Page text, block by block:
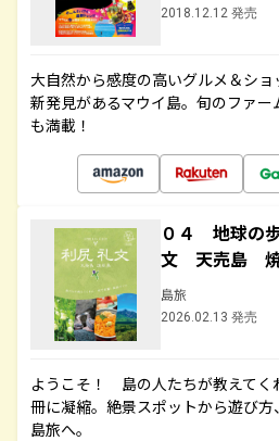
2018.12.12 発売
大自然から感度の高いグルメ＆シ
新発見があるマウイ島。旬のファ
も満載！
０４ 地球
文 天売島
島旅
2026.02.13 発売
ようこそ！ 島の人たちが教えてく
冊に凝縮。絶景スポットから遊び方
島旅へ。